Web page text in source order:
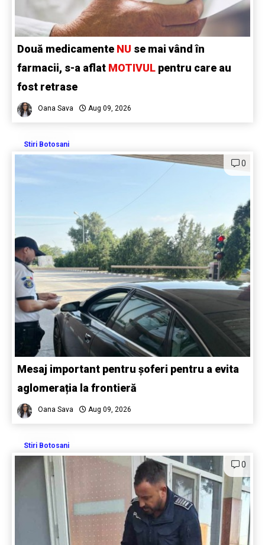
Două medicamente NU se mai vând în
farmacii, s-a aflat MOTIVUL pentru care au
fost retrase
Oana Sava Aug 09, 2026
Stiri Botosani
0
Mesaj important pentru șoferi pentru a evita
aglomerația la frontieră
Oana Sava Aug 09, 2026
Stiri Botosani
0